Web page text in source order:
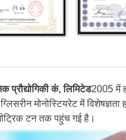
प्रौद्योगिकी कं, लिमिटेड2005 में
ग्लिसरीन मोनोस्टियरेट में
टन तक पहुंच गई है।